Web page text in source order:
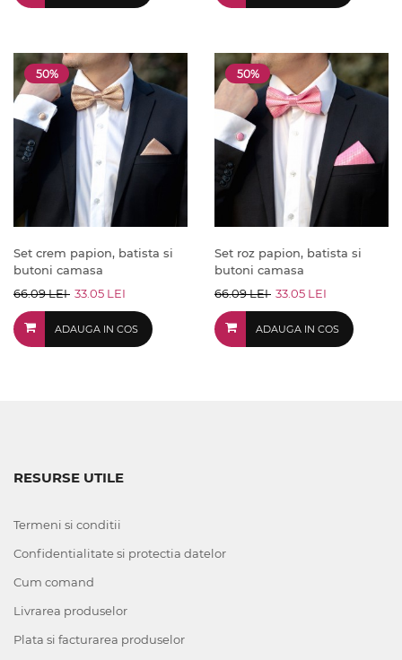
50%
Set crem papion, batista si
butoni camasa
66.09 LEI 33.05 LEI
ADAUGA IN COS
50%
Set roz papion, batista si
butoni camasa
66.09 LEI 33.05 LEI
ADAUGA IN COS
RESURSE UTILE
Termeni si conditii
Confidentialitate si protectia datelor
Cum comand
Livrarea produselor
Plata si facturarea produselor